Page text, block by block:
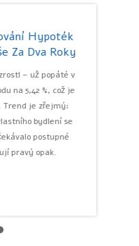
Hypoték
Za Dva Roky
– už popáté v
na 5,42 %, což je
Trend je zřejmý:
bydlení se
postupné
pravý opak.